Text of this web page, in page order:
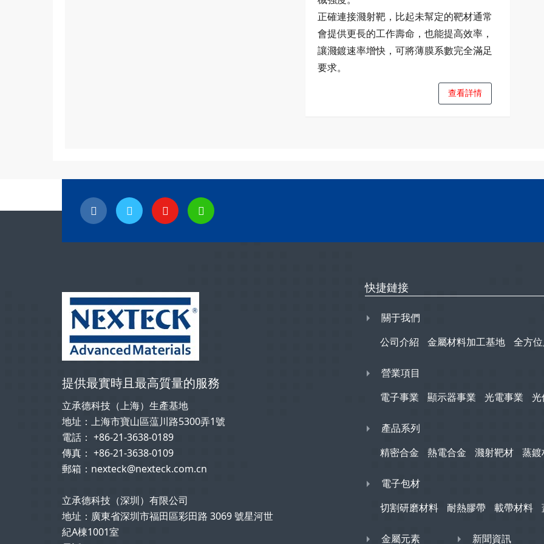
正確連接濺射靶，比起未幫定的靶材通常
會提供更長的工作壽命，也能提高效率，
讓濺鍍速率增快，可將薄膜系數完全滿足
要求。
查看詳情
提供最實時且最高質量的服務
立承德科技（上海）生產基地
地址：上海市寶山區蕰川路5300弄1號
電話： +86-21-3638-0189
傳真： +86-21-3638-0109
郵箱：nexteck@nexteck.com.cn
立承德科技（深圳）有限公司
地址：廣東省深圳市福田區彩田路 3069 號星河世
紀A棟1001室
快捷鏈接
關于我們
公司介紹
金屬材料加工基地 全方
營業項目
電子事業
顯示器事業 光電事業 光
產品系列
精密合金
熱電合金 濺射靶材 蒸
電子包材
切割研磨材料
耐熱膠帶 載帶材料
金屬元素 新聞資訊